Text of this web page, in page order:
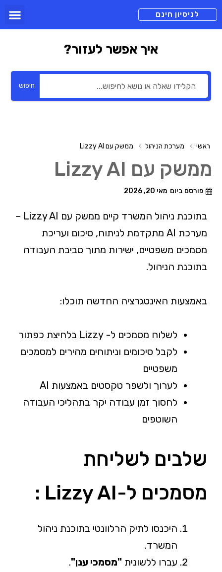
לניסיון חינם
איך אפשר לעזור?
חיפוש
ראשי מערכת הניהול ממשק עם Lizzy AI
ממשק עם Lizzy AI
פורסם ביום מאי 20, 2026
בתוכנת ניהול המשרד קיים ממשק עם Lizzy AI
–
מערכת AI מתקדמת לניתוח, סיכום ועריכת
מסמכים משפטיים, ישירות מתוך סביבת העבודה
בתוכנת הניהול.
באמצעות האינטגרציה החדשה תוכלו:
לשלוח מסמכים ל- Lizzy בלחיצת כפתור
לקבל סיכומים וניתוחים מהירים למסמכים
משפטיים
לערוך ולשפר טקסטים באמצעות AI
לחסוך זמן עבודה יקר בתהליכי העבודה
השוטפים
שלבים לשליחת
מסמכים ל-Lizzy AI :
היכנסו לתיק הרלוונטי בתוכנת ניהול
המשרד.
עברו ללשונית "מסמכי ענן".